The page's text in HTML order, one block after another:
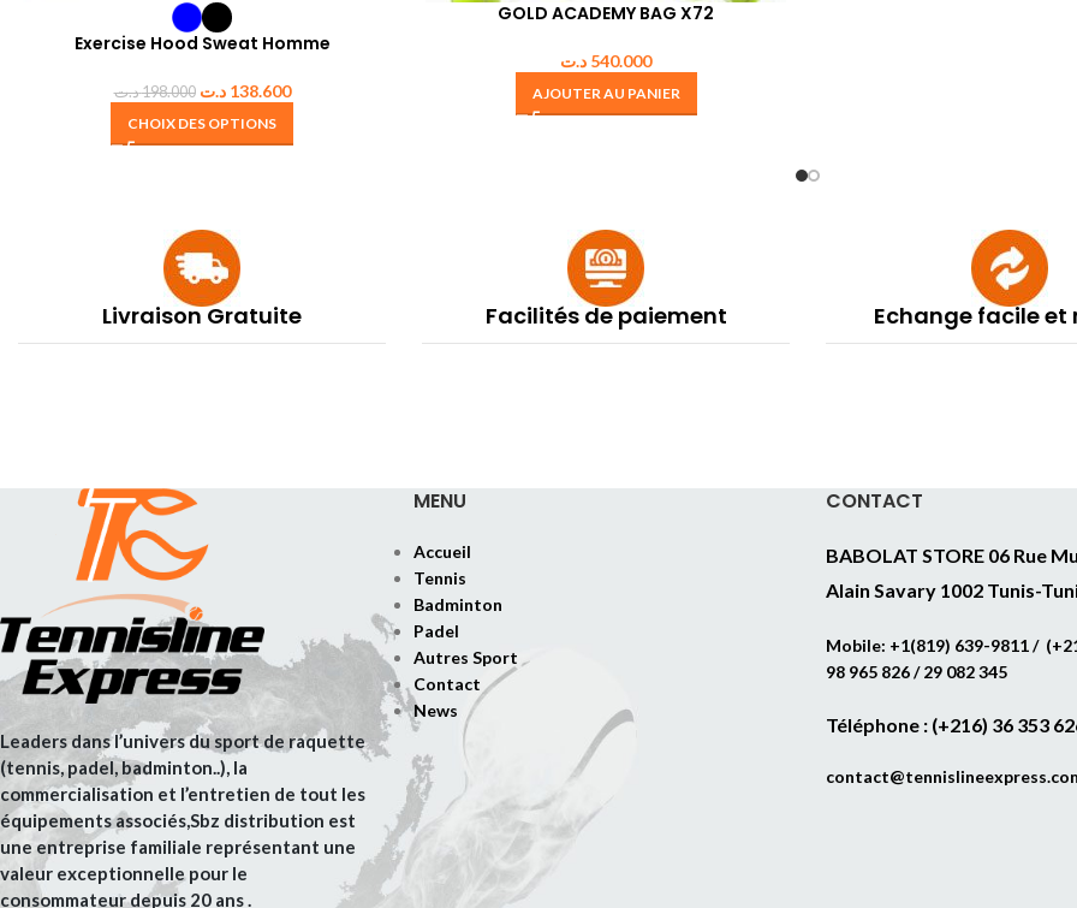
Exercise Hood Sweat Homme
198.000د.ت 138.600 د.ت
CHOIX DES OPTIONS
GOLD ACADEMY BAG X72
540.000 د.ت
AJOUTER AU PANIER
Livraison Gratuite Facilités de paiement Echange facile et
Leaders dans l’univers du sport de raquette
(tennis, padel, badminton..), la
commercialisation et l’entretien de tout les
équipements associés,Sbz distribution est
une entreprise familiale représentant une
valeur exceptionnelle pour le
consommateur depuis 20 ans .
MENU
Accueil
Tennis
Badminton
Padel
Autres Sport
Contact
News
CONTACT
BABOLAT STORE 06 Rue
Alain Savary 1002 Tunis-
Mobile: +1(819) 639-9811 /
98 965 826 / 29 082 345
Téléphone : (+216) 36 353